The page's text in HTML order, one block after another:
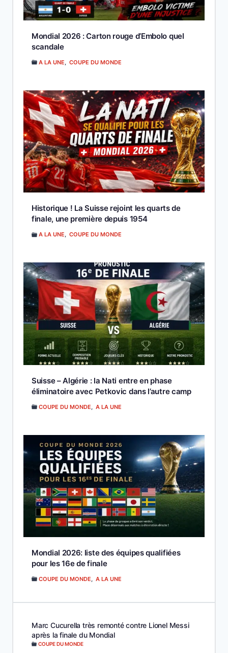
Mondial 2026 : Carton rouge d’Embolo quel
scandale
A LA UNE, COUPE DU MONDE
Historique ! La Suisse rejoint les quarts de
finale, une première depuis 1954
A LA UNE, COUPE DU MONDE
Suisse – Algérie : la Nati entre en phase
éliminatoire avec Petkovic dans l’autre camp
COUPE DU MONDE A LA UNE
Mondial 2026: liste des équipes qualifiées
pour les 16e de finale
COUPE DU MONDE, A LA UNE
Marc Cucurella très remonté contre Lionel Messi
après la finale du Mondial
COUPE DU MONDE